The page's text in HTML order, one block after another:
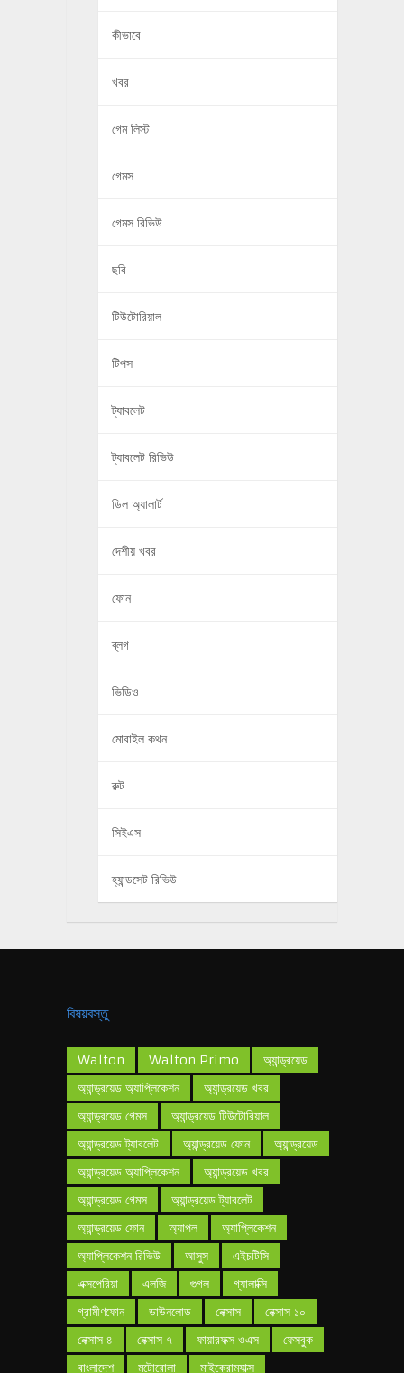
কীভাবে
খবর
গেম লিস্ট
গেমস
গেমস রিভিউ
ছবি
টিউটোরিয়াল
টিপস
ট্যাবলেট
ট্যাবলেট রিভিউ
ডিল অ্যালার্ট
দেশীয় খবর
ফোন
ব্লগ
ভিডিও
মোবাইল কথন
রুট
সিইএস
হ্যান্ডসেট রিভিউ
বিষয়বস্তু
Walton Walton Primo
অ্যান্ড্রয়েড
অ্যান্ড্রয়েড অ্যাপ্লিকেশন
অ্যান্ড্রয়েড খবর
অ্যান্ড্রয়েড গেমস
অ্যান্ড্রয়েড টিউটোরিয়াল
অ্যান্ড্রয়েড ট্যাবলেট
অ্যান্ড্রয়েড ফোন
অ্যান্ড্রয়েড
অ্যান্ড্রয়েড অ্যাপ্লিকেশন
অ্যান্ড্রয়েড খবর
অ্যান্ড্রয়েড গেমস
অ্যান্ড্রয়েড ট্যাবলেট
অ্যান্ড্রয়েড ফোন
অ্যাপল
অ্যাপ্লিকেশন
অ্যাপ্লিকেশন রিভিউ
আসুস
এইচটিসি
এক্সপেরিয়া
এলজি গুগল
গ্যালাক্সি
গ্রামীণফোন
ডাউনলোড নেক্সাস
নেক্সাস ১০
নেক্সাস ৪
নেক্সাস ৭ ফায়ারফক্স ওএস
ফেসবুক
বাংলাদেশ
মটোরোলা মাইক্রোম্যাক্স